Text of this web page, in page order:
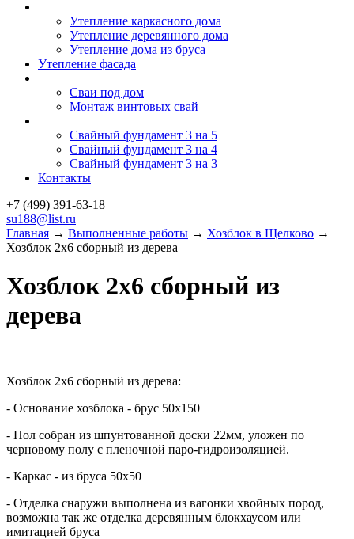
Утепление каркасного дома
Утепление деревянного дома
Утепление дома из бруса
Утепление фасада
Сваи под дом
Монтаж винтовых свай
Свайный фундамент 3 на 5
Свайный фундамент 3 на 4
Свайный фундамент 3 на 3
Контакты
+7 (499) 391-63-18
su188@list.ru
Главная → Выполненные работы → Хозблок в Щелково →
Хозблок 2х6 сборный из дерева
Хозблок 2х6 сборный из
дерева
Хозблок 2х6 сборный из дерева:
- Основание хозблока - брус 50х150
- Пол собран из шпунтованной доски 22мм, уложен по
черновому полу с пленочной паро-гидроизоляцией.
- Каркас - из бруса 50х50
- Отделка снаружи выполнена из вагонки хвойных пород,
возможна так же отделка деревянным блокхаусом или
имитацией бруса